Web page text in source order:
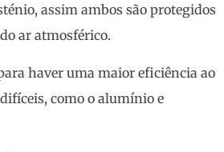
assim ambos são protegidos
ar atmosférico.
haver uma maior eficiência ao
como o alumínio e